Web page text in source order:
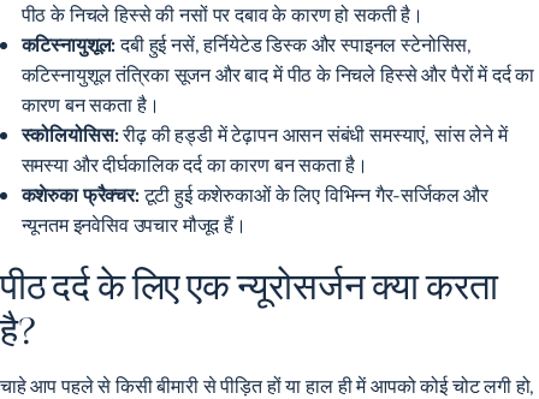
पीठ के निचले हिस्से की नसों पर दबाव के कारण हो सकती है।
कटिस्नायुशूल:दबी हुई नसें, हर्नियेटेड डिस्क और स्पाइनल स्टेनोसिस,
कटिस्नायुशूल तंत्रिका सूजन और बाद में पीठ के निचले हिस्से और पैरों में दर्द का
कारण बन सकता है।
स्कोलियोसिस:रीढ़ की हड्डी में टेढ़ापन आसन संबंधी समस्याएं, सांस लेने में
समस्या और दीर्घकालिक दर्द का कारण बन सकता है।
कशेरुका फ्रैक्चर:टूटी हुई कशेरुकाओं के लिए विभिन्न गैर-सर्जिकल और
न्यूनतम इनवेसिव उपचार मौजूद हैं।
पीठ दर्द के लिए एक न्यूरोसर्जन क्या करता
है?
चाहे आप पहले से किसी बीमारी से पीड़ित हों या हाल ही में आपको कोई चोट लगी हो,